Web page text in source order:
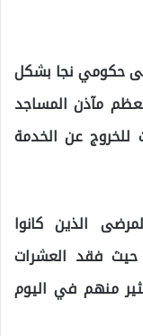
حكومي نجا بشكل
مآذن المساجد
عن الخدمة
الذين كانوا
حيث فقد العشرات
منهم في اليوم